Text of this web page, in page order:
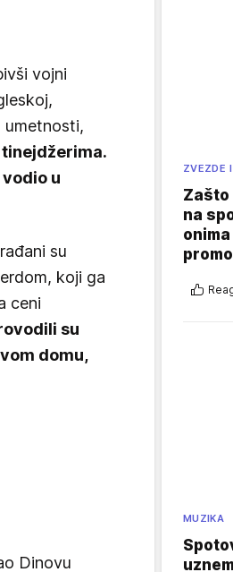
vojni
umetnosti,
tinejdžerima.
u
su
koji ga
ceni
su
domu,
Dinovu
ZVEZDE
Zašto
na
MUZIKA